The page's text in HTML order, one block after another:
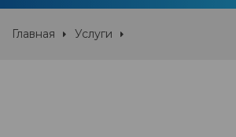
Главная Услуги